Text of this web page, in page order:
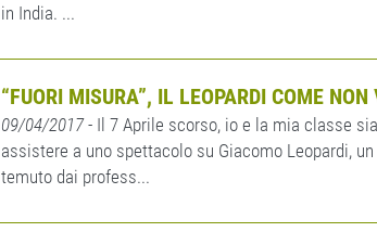
in India. ...
“FUORI MISURA”, IL LEOPARDI COME
09/04/2017- Il 7 Aprile scorso, io e la mia classe
assistere a uno spettacolo su Giacomo Leopardi,
temuto dai profess...